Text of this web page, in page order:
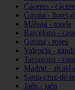
Cáceres -
Girona - lloret-
Málaga - ronda
Barcelona -
Girona - roses
Valencia -
Tarragona -
Madrid - alcalá-
Santa-cruz-de-
Jaén - jaén